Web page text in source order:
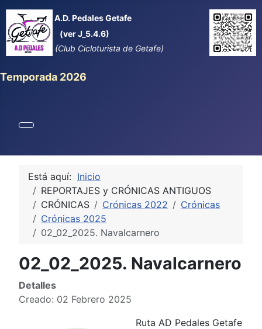
A.D. Pedales Getafe
(ver J_5.4.6)
(Club Cicloturista de Getafe)
Temporada 2026
Está aquí: Inicio
REPORTAJES y CRÓNICAS ANTIGUOS
CRÓNICAS
Crónicas 2022
Crónicas
Crónicas 2025
02_02_2025. Navalcarnero
02_02_2025. Navalcarnero
Detalles
Creado: 02 Febrero 2025
Ruta AD Pedales Getafe